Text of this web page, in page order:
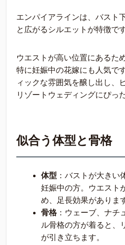
エンパイアラインは、バスト
と広がるシルエットが特徴です
ウエストが高い位置にあるた
特に妊娠中の花嫁にも人気で
ィックな雰囲気を醸し出し、
リゾートウェディングにぴっ
似合う体型と骨格
体型 ：バストが大きい
妊娠中の方。ウエスト
め、足長効果がありま
骨格：ウェーブ、ナチ
ル骨格の方が着ると、
が引き立ちます。